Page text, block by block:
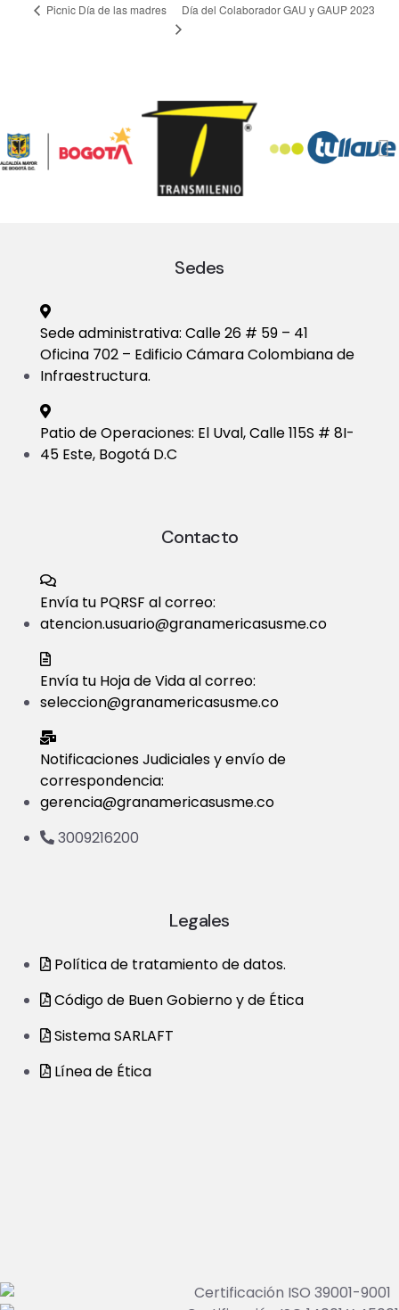
Picnic Día de las madres Día del Colaborador GAU y GAUP 2023
Sedes
Sede administrativa: Calle 26 # 59 – 41
Oficina 702 – Edificio Cámara Colombiana de
Infraestructura.
Patio de Operaciones: El Uval, Calle 115S # 8I-
45 Este, Bogotá D.C
Contacto
Envía tu PQRSF al correo:
atencion.usuario@granamericasusme.co
Envía tu Hoja de Vida al correo:
seleccion@granamericasusme.co
Notificaciones Judiciales y envío de
correspondencia:
gerencia@granamericasusme.co
3009216200
Legales
Política de tratamiento de datos.
Código de Buen Gobierno y de Ética
Sistema SARLAFT
Línea de Ética